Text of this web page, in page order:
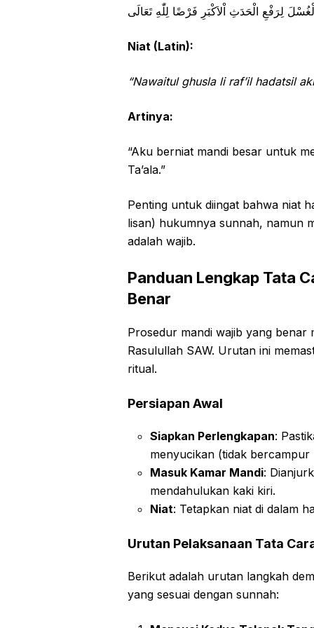
لِرَفْعِ الْحَدَثِ اْلاَكْبَرِ فَرْضًا لِلّٰهِ تَعَالَى
Niat (Latin):
“Nawaitul ghusla li raf’il hadatsil
Artinya:
“Aku berniat mandi besar untuk
Ta’ala.”
Penting untuk diingat bahwa niat
lisan) hukumnya sunnah, namun
adalah wajib.
Panduan Lengkap Tata
Benar
Prosedur mandi wajib yang benar
Rasulullah SAW. Urutan ini
ritual.
Persiapan Awal
Siapkan Perlengkapan:
menyucikan (tidak
Masuk Kamar Mandi:
mendahulukan kaki kiri.
Niat: Tetapkan niat di dalam
Urutan Pelaksanaan Tata
Berikut adalah urutan langkah
yang sesuai dengan sunnah: